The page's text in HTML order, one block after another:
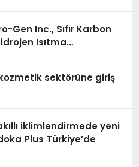
Gen Inc., Sıfır Karbon
Isıtma
sektörüne giriş
iklimlendirmede yeni
Plus Türkiye’de